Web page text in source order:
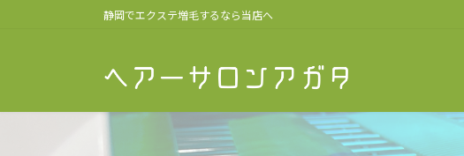
へ
ョ
静岡でエクステ増毛するなら当店へ